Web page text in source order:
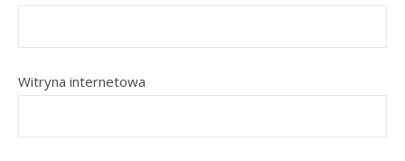
Witryna internetowa